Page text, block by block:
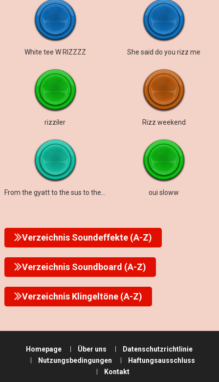
White tee W RIZZZZ She said do you rizz me
rizziler Rizz weekend
oui sloww
Verzeichnis Soundeffekte (A-Z)
Verzeichnis Soundboard (A-Z)
Verzeichnis Klingeltöne (A-Z)
Homepage Über uns
Datenschutzrichtlinie
Nutzungsbedingungen
Haftungsausschluss
Kontakt